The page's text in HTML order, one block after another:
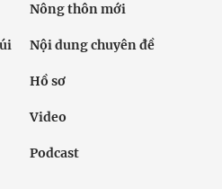
Nông thôn mới
Nội dung chuyên đề
Hồ sơ
Video
Podcast